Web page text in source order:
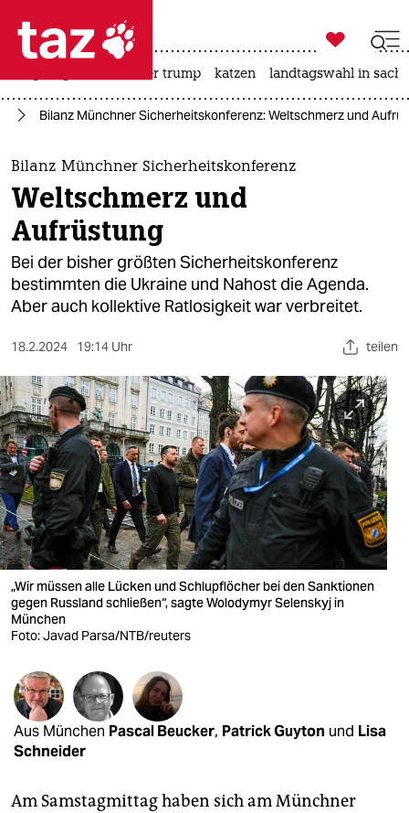
 taz zahl ich
taz zahl ich
themen
politik
öko
gesellschaft
sport
berlin
nord
wahrheit
verlag
verlag
veranstaltungen
shop
fragen & hilfe
unterstützen
abo

taz zahl ich
usa unter trump katzen landtagswahl in
Bilanz Münchner Sicherheitskonferenz: Weltschmerz und
Bilanz Münchner Sicherheitskonferenz
Weltschmerz und
Aufrüstung
Bei der bisher größten Sicherheitskonferenz
bestimmten die Ukraine und Nahost die Agenda.
Aber auch kollektive Ratlosigkeit war verbreitet.
18.2.2024 19:14 Uhr teilen
„Wir müssen alle Lücken und Schlupflöcher bei den Sanktionen
gegen Russland schließen“, sagte Wolodymyr Selenskyj in
München
Foto: Javad Parsa/NTB/reuters
Aus München Pascal Beucker, Patrick Guyton und Lisa
Schneider
Am Samstagmittag haben sich am Münchner